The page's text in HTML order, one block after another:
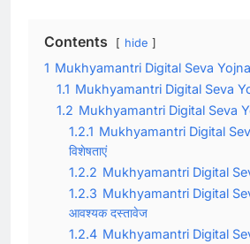
Contents hide
1 Mukhyamantri Digital Seva Yojna
1.1 Mukhyamantri Digital Seva
1.2 Mukhyamantri Digital Seva
1.2.1 Mukhyamantri Digital
विशेषताएं
1.2.2 Mukhyamantri Digital
1.2.3 Mukhyamantri Digital
आवश्यक दस्तावेज
1.2.4 Mukhyamantri Digital